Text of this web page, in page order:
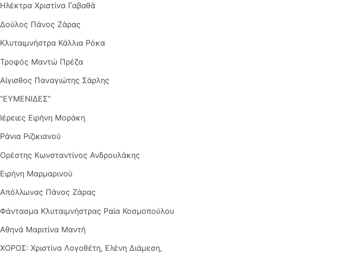
Ηλέκτρα Χριστίνα Γαβαθά
Δούλος Πάνος Ζάρας
Κλυταιμνήστρα Κάλλια Ρόκα
Τροφός Μαντώ Πρέζα
Αίγισθος Παναγιώτης Σάρλης
“ΕΥΜΕΝΙΔΕΣ”
Ιέρειες Ειρήνη Μοράκη
Ράνια Ριζικιανού
Ορέστης Κωνσταντίνος Ανδρουλάκης
Ειρήνη Μαρμαρινού
Απόλλωνας Πάνος Ζάρας
Φάντασμα Κλυταιμνήστρας Ραία Κοσμοπούλου
Αθηνά Μαριτίνα Μαντή
ΧΟΡΟΣ: Χριστίνα Λογοθέτη, Ελένη Διάμεση,